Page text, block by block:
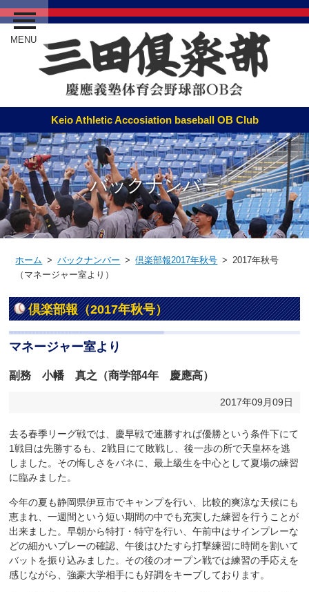
MENU
バックナンバー
ホーム >バックナンバー >倶楽部報2017年秋号 > 2017年秋号
（マネージャー室より）
倶楽部報（2017年秋号）
マネージャー室より
副務 小幡 真之（商学部4年 慶應高）
2017年09月09日
去る春季リーグ戦では、慶早戦で連勝すれば優勝という条件下にて
1戦目は先勝するも、2戦目にて敗戦し、後一歩の所で天皇杯を逃
しました。その悔しさをバネに、最上級生を中心として夏場の練習
に臨みました。
今年の夏も静岡県伊豆市でキャンプを行い、比較的爽涼な天候にも
恵まれ、一週間という短い期間の中でも充実した練習を行うことが
出来ました。早朝から特打・特守を行い、午前中はサインプレーな
どの細かいプレーの確認、午後はひたすら打撃練習に時間を割いて
バットを振り込みました。その後のオープン戦では練習の手応えを
感じながら、強豪大学相手にも好調をキープしております。